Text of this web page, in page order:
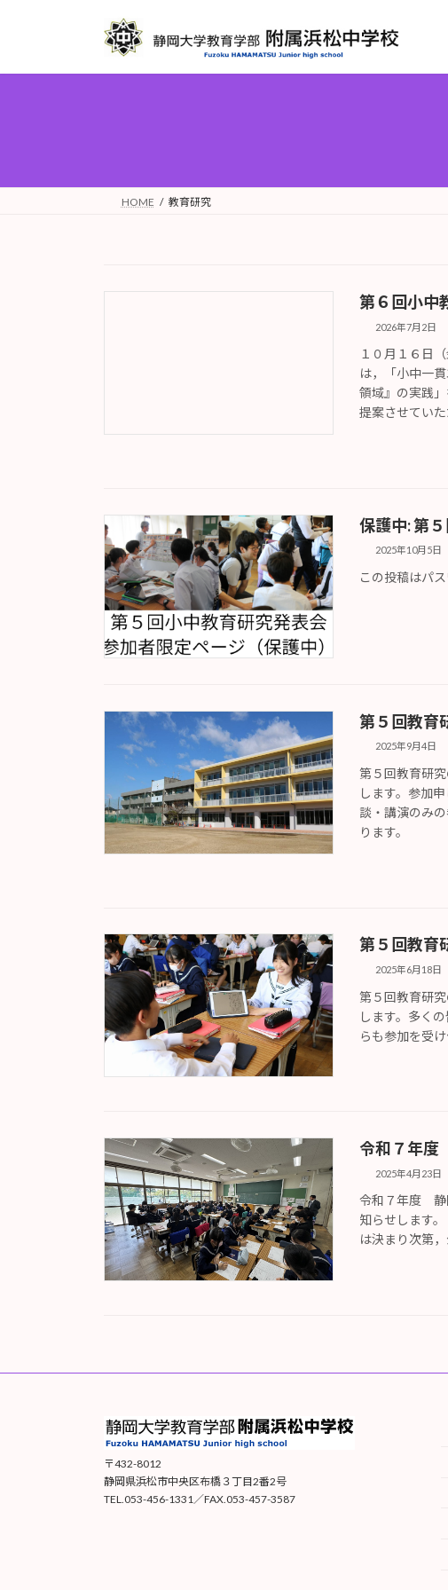
ン
ー
HOME 教育研究
第６回小中
2026年7月2日
１０月１６日
は，「小中一
領域』の実践
提案させてい
保護中: 第
2025年10月5日
この投稿はパ
第５回教育
2025年9月4日
第５回教育研
します。参加
談・講演のみ
ります。
第５回教育
2025年6月18日
第５回教育研
します。多く
らも参加を受
令和７年
2025年4月23日
令和７年度 静
知らせします
は決まり次第
〒432-8012
静岡県浜松市中央区布橋３丁目2番2号
TEL.053-456-1331／FAX.053-457-3587